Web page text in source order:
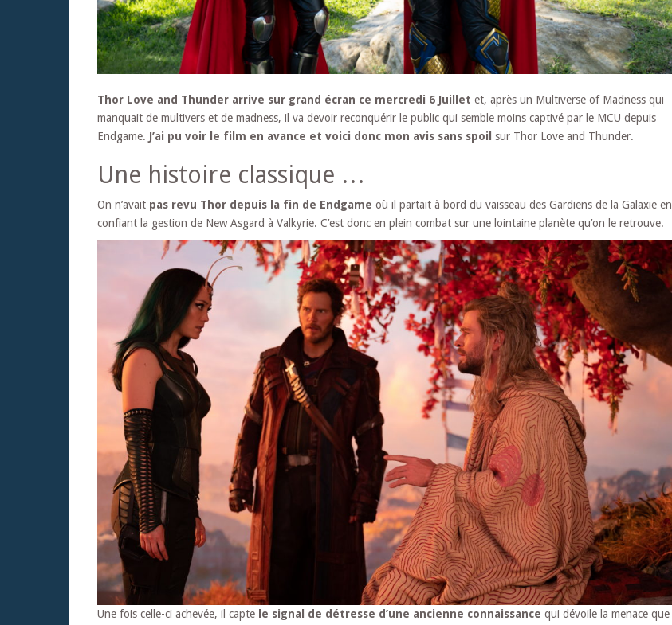
Thor Love and Thunder arrive sur grand écran ce mercredi 6 Juillet et, après un Multiverse of Madness qui
manquait de multivers et de madness, il va devoir reconquérir le public qui semble moins captivé par le MCU depuis
Endgame. J’ai pu voir le film en avance et voici donc mon avis sans spoil sur Thor Love and Thunder.
Une histoire classique …
On n’avait pas revu Thor depuis la fin de Endgame où il partait à bord du vaisseau des Gardiens de la Galaxie en
confiant la gestion de New Asgard à Valkyrie. C’est donc en plein combat sur une lointaine planète qu’on le retrouve.
Une fois celle-ci achevée, il capte le signal de détresse d’une ancienne connaissance qui dévoile la menace que